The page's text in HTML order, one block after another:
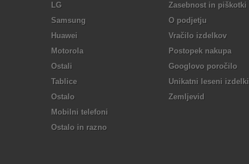
LG
Samsung
Huawei
Motorola
Ostali
Tablice
Ostalo
Mobilni telefoni
Ostalo in razno
Zasebnost in piškotki
O podjetju
Vračilo izdelkov
Postopek nakupa
Googlovo poročilo
Unikatni leseni izdelki
Zemljevid